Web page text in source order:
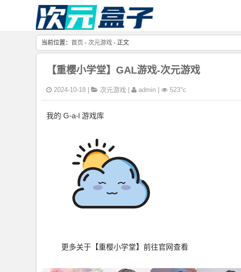
当前位置： 首页 - 次元游戏 - 正文
【重樱小学堂】GAL游戏-次元游戏
2024-10-18 | 次元游戏 admin | 523°c
我的 G-a-l 游戏库
更多关于【重樱小学堂】前往官网查看